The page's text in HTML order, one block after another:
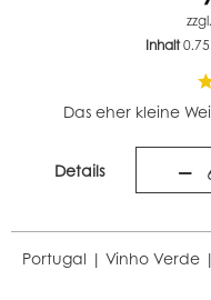
Inhalt
Das eher kleine
Details
Portugal | Vinho Verde |